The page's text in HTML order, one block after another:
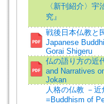
〈新刊紹介〉
究』
戦後日本仏教と
Japanese
Gorai Shigeru
仏の語り方の近
and Narratives
Jokan
人格の仏教 －
=Buddhism of